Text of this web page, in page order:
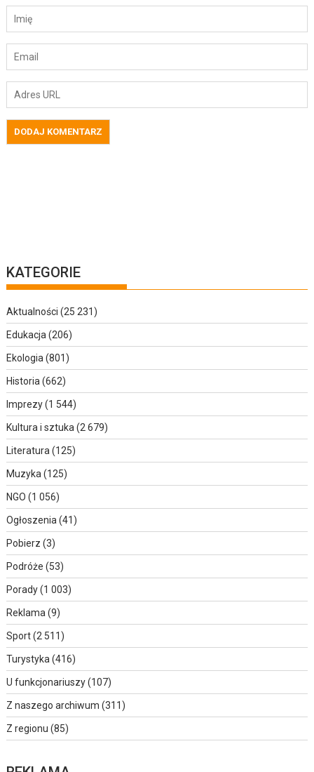
KATEGORIE
Aktualności (25 231)
Edukacja (206)
Ekologia (801)
Historia (662)
Imprezy(1 544)
Kultura i sztuka (2 679)
Literatura (125)
Muzyka (125)
NGO (1 056)
Ogłoszenia (41)
Pobierz (3)
Podróże (53)
Porady(1 003)
Reklama (9)
Sport(2 511)
Turystyka (416)
U funkcjonariuszy(107)
Z naszego archiwum (311)
Z regionu (85)